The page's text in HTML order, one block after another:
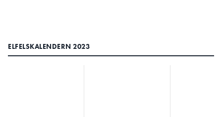
ELFELSKALENDERN 2023